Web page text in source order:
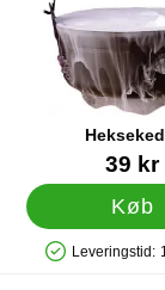
39 kr
Køb
Leveringstid: